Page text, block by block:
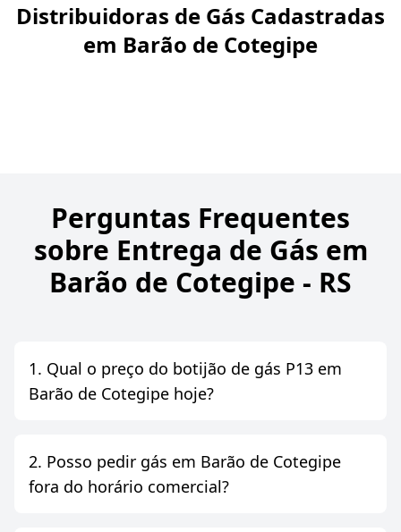
Distribuidoras de Gás Cadastradas
em Barão de Cotegipe
Perguntas Frequentes
sobre Entrega de Gás em
Barão de Cotegipe - RS
1. Qual o preço do botijão de gás P13 em
Barão de Cotegipe hoje?
2. Posso pedir gás em Barão de Cotegipe
fora do horário comercial?